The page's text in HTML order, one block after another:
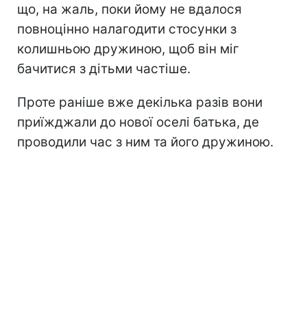
що, на жаль, поки йому не вдалося
повноцінно налагодити стосунки з
колишньою дружиною, щоб він міг
бачитися з дітьми частіше.
Проте раніше вже декілька разів вони
приїжджали до нової оселі батька, де
проводили час з ним та його дружиною.